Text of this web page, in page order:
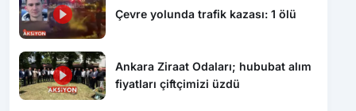
Çevre yolunda trafik kazası: 1 ölü
Ankara Ziraat Odaları; hububat alım
fiyatları çiftçimizi üzdü